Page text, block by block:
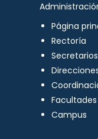
Página
Rectoría
Secretarios
Facultades
Campus